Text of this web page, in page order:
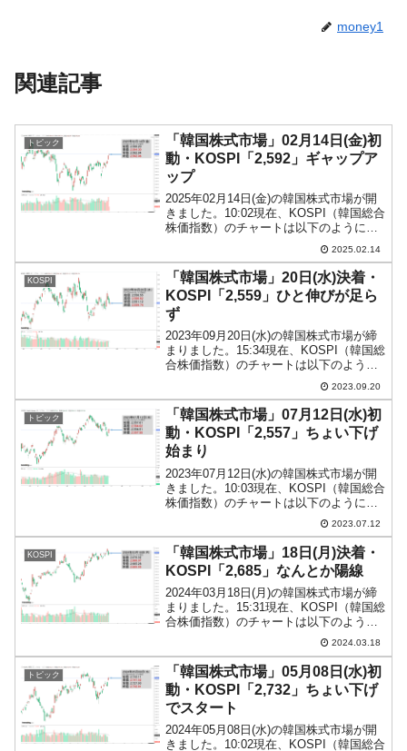
money1
関連記事
トピック
「韓国株式市場」02月14日(金)初
動・KOSPI「2,592」ギャップア
ップ
2025年02月14日(金)の韓国株式市場が開
きました。10:02現在、KOSPI（韓国総合
株価指数）のチャートは以下のようにな
『Investing.com』より引用）。小さめに
ギャップアップして始まりました。
KOSP...
2025.02.14
KOSPI
「韓国株式市場」20日(水)決着・
KOSPI「2,559」ひと伸びが足ら
ず
2023年09月20日(水)の韓国株式市場が締
まりました。15:34現在、KOSPI（韓国総
合株価指数）のチャートは以下のように
『Investing.com』より引用）。
「2,560」には届きませんでした。
KOSPI...
2023.09.20
トピック
「韓国株式市場」07月12日(水)初
動・KOSPI「2,557」ちょい下げ
始まり
2023年07月12日(水)の韓国株式市場が開
きました。10:03現在、KOSPI（韓国総合
株価指数）のチャートは以下のようにな
『Investing.com』より引用）。ちょっと
下げて始まりましたが、現在のところ
（わず...
2023.07.12
KOSPI
「韓国株式市場」18日(月)決着・
KOSPI「2,685」なんとか陽線
2024年03月18日(月)の韓国株式市場が締
まりました。15:31現在、KOSPI（韓国総
合株価指数）のチャートは以下のように
『Investing.com』より引用）。なんとか
陽線で締まりました。KOSPIは前日か...
2024.03.18
トピック
「韓国株式市場」05月08日(水)初
動・KOSPI「2,732」ちょい下げ
でスタート
2024年05月08日(水)の韓国株式市場が開
きました。10:02現在、KOSPI（韓国総合